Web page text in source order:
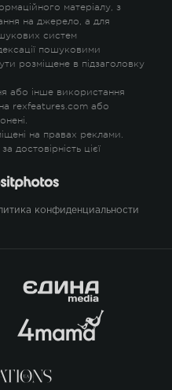
матеріалу, з
на джерело, а для
систем
пошуковими
розміщене в підзаголовку
або інше використання
на rexfeatures.com або
на правах реклами.
достовірність цієї
конфиденциальности